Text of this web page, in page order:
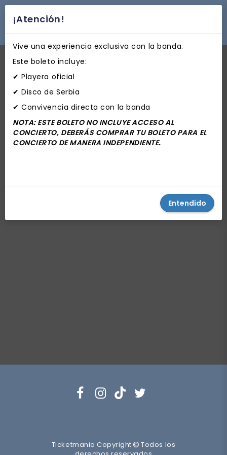
desplegar navegación
¡Atención!
Vive una experiencia exclusiva con la banda.
Este boleto incluye:
✔ Playera oficial
✔ Disco de Serbia
✔ Convivencia directa con la banda
NOTA: ESTE BOLETO NO INCLUYE ACCESO AL
CONCIERTO, DEBERÁS COMPRAR TU BOLETO PARA EL
CONCIERTO DE MANERA INDEPENDIENTE.
Entendido
Ticketmania Copyright
Todos los